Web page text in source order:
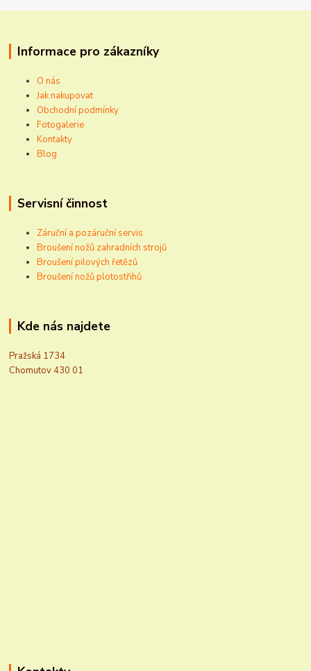
Informace pro zákazníky
O nás
Jak nakupovat
Obchodní podmínky
Fotogalerie
Kontakty
Blog
Servisní činnost
Záruční a pozáruční servis
Broušení nožů zahradních strojů
Broušení pilových řetězů
Broušení nožů plotostřihů
Kde nás najdete
Pražská 1734
Chomutov 430 01